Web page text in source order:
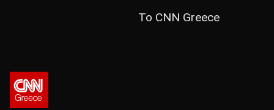
Το CNN Greece